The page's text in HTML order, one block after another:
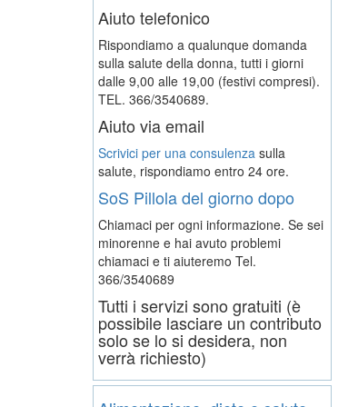
Aiuto telefonico
Rispondiamo a qualunque domanda
sulla salute della donna, tutti i giorni
dalle 9,00 alle 19,00 (festivi compresi).
TEL. 366/3540689.
Aiuto via email
Scrivici per una consulenza sulla
salute, rispondiamo entro 24 ore.
SoS Pillola del giorno dopo
Chiamaci per ogni informazione. Se sei
minorenne e hai avuto problemi
chiamaci e ti aiuteremo Tel.
366/3540689
Tutti i servizi sono gratuiti (è
possibile lasciare un contributo
solo se lo si desidera, non
verrà richiesto)